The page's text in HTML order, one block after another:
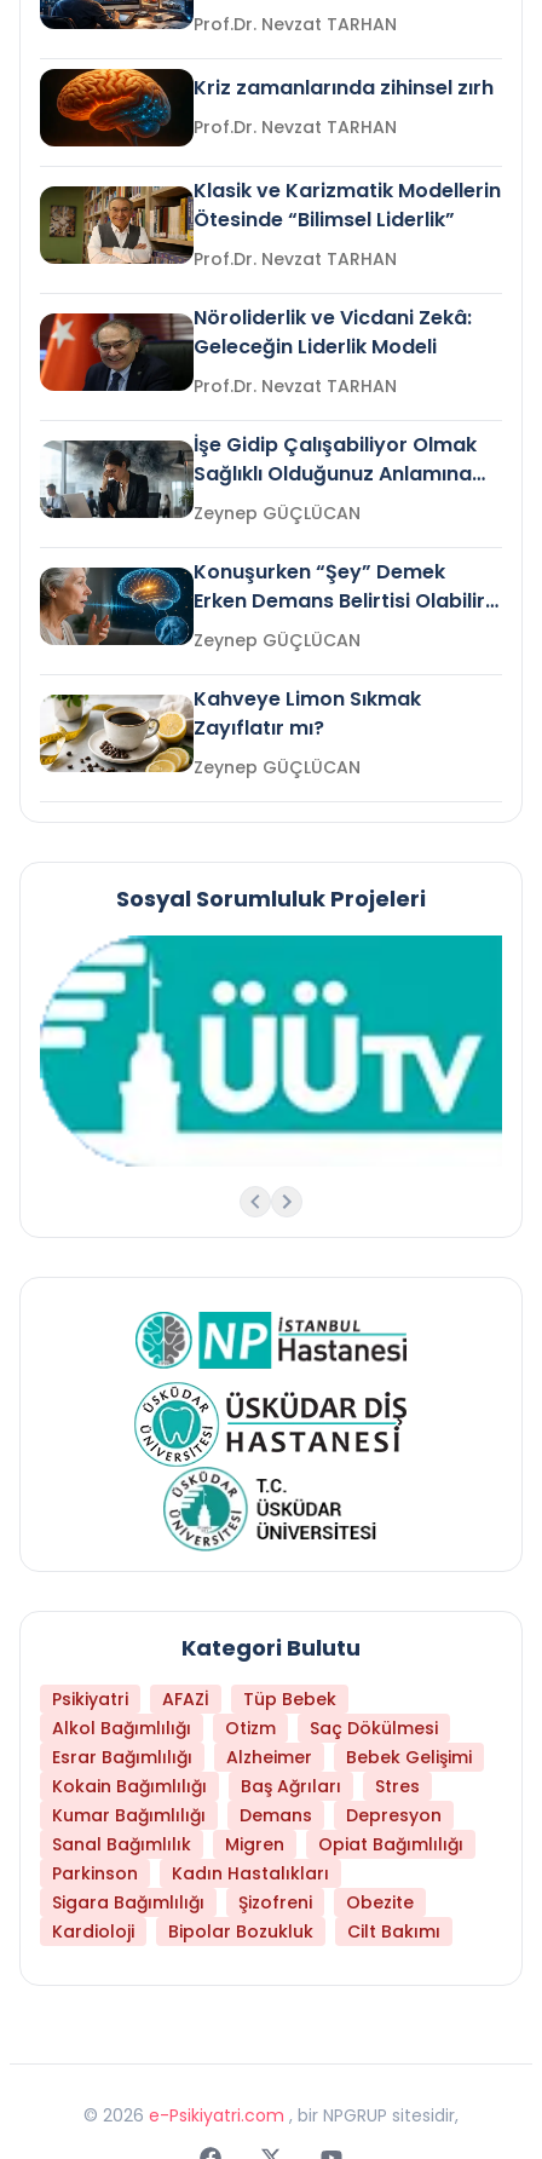
Prof.Dr. Nevzat TARHAN
Kriz zamanlarında zihinsel zırh
Prof.Dr. Nevzat TARHAN
Klasik ve Karizmatik Modellerin
Ötesinde “Bilimsel Liderlik”
Prof.Dr. Nevzat TARHAN
Nöroliderlik ve Vicdani Zekâ:
Geleceğin Liderlik Modeli
Prof.Dr. Nevzat TARHAN
İşe Gidip Çalışabiliyor Olmak
Sağlıklı Olduğunuz Anlamına
Gelir mi?Zeynep GÜÇLÜCAN
Konuşurken “Şey” Demek
Erken Demans Belirtisi Olabilir
mi?
Zeynep GÜÇLÜCAN
Kahveye Limon Sıkmak
Zayıflatır mı?
Zeynep GÜÇLÜCAN
Sosyal Sorumluluk Projeleri
Kategori Bulutu
Psikiyatri AFAZİ
Tüp Bebek
Alkol Bağımlılığı
Otizm
Saç Dökülmesi
Esrar Bağımlılığı
Alzheimer
Bebek Gelişimi
Kokain Bağımlılığı
Baş Ağrıları
Stres
Kumar Bağımlılığı
Demans
Depresyon
Sanal Bağımlılık
Migren
Opiat Bağımlılığı
Parkinson
Kadın Hastalıkları
Sigara Bağımlılığı
Şizofreni
Obezite
Kardioloji
Bipolar Bozukluk Cilt Bakımı
© 2026 e-Psikiyatri.com , bir NPGRUP sitesidir,